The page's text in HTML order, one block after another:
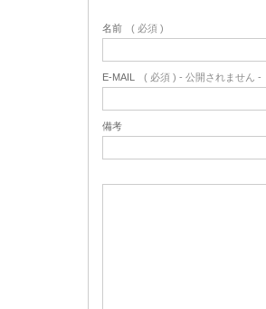
名前 ( 必須 )
E-MAIL ( 必須 ) - 公開されません -
備考